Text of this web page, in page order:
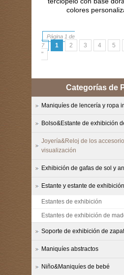
colores
Página 1 de
7
1 2 3 4 5
"
Categorías de
Maniquíes de lencería y ropa
Bolso&Estante de exhibición
Joyería&Reloj de los
visualización
Exhibición de gafas de sol y
Estante y estante de
Estantes de exhibición
Estantes de exhibición de
Soporte de exhibición de
Maniquíes abstractos
Niño&Maniquíes de bebé